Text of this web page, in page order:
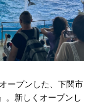
ープンした、下関市
。新しくオープンし